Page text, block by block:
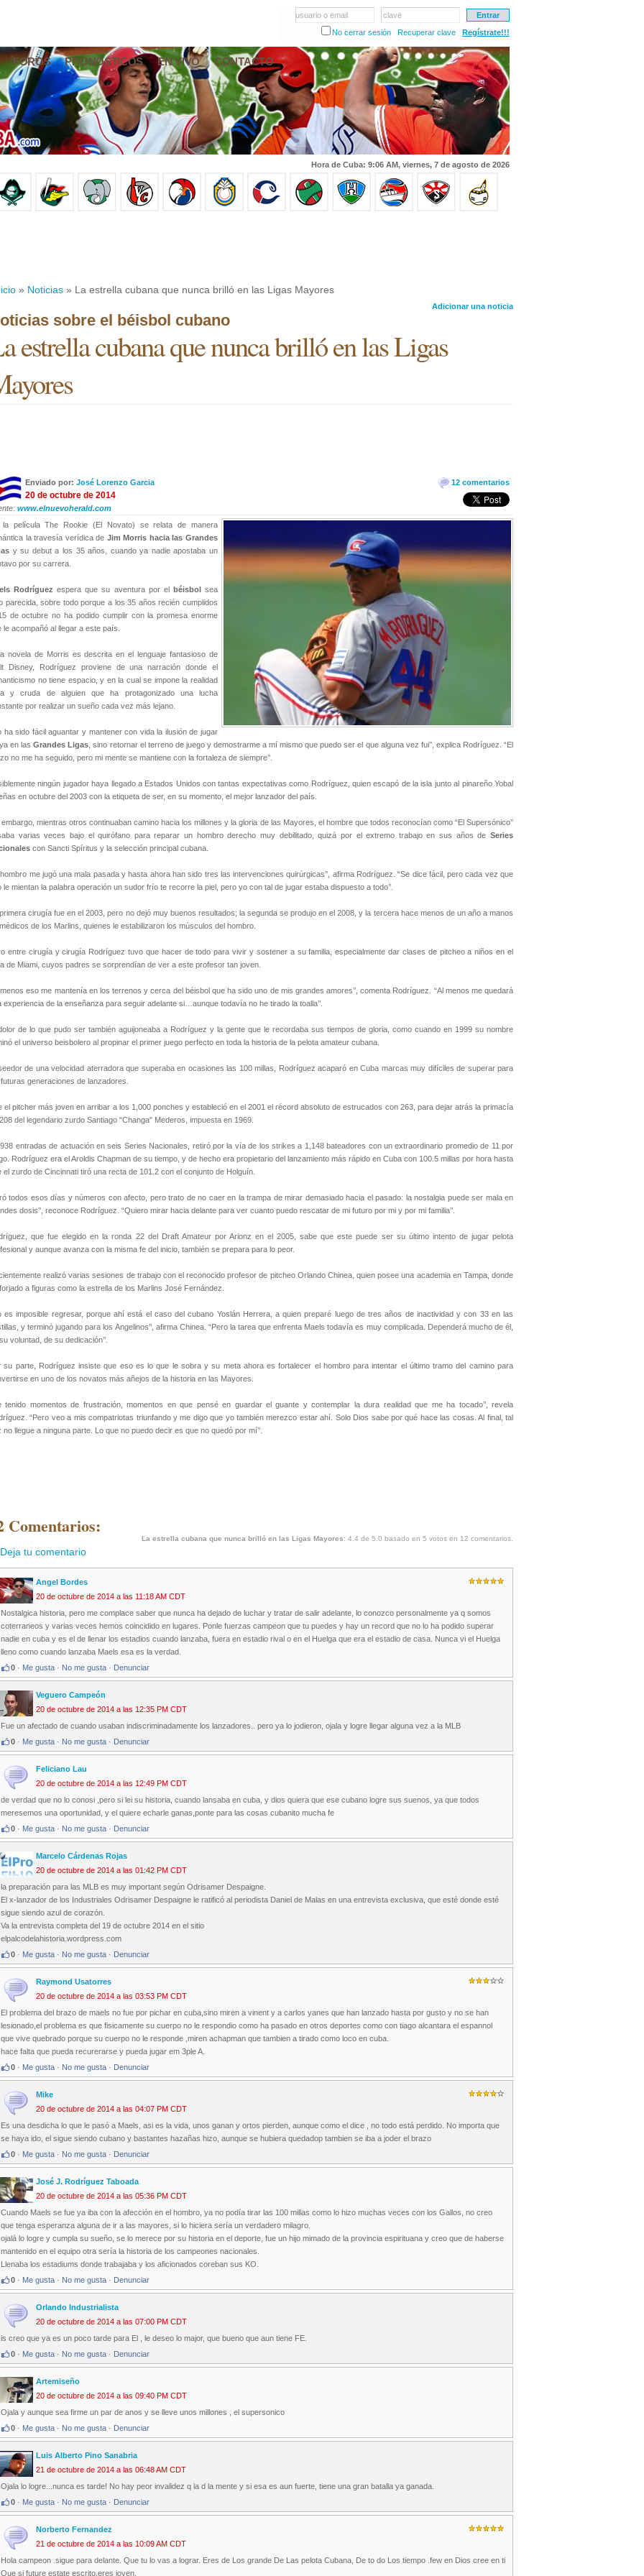
usuario o email
clave
No cerrar sesión
Recuperar clave Regístrate!!!
FOROS PRONÓSTICOS EN VIVO CONTACTO
Hora de Cuba: 9:06 AM, viernes, 7 de agosto de 2026
» Noticias » La estrella cubana que nunca brilló en las Ligas Mayores
Adicionar una noticia
sobre el béisbol cubano
estrella cubana que nunca brilló en las Ligas
12 comentarios
Enviado por: José Lorenzo Garcia
20 de octubre de 2014
www.elnuevoherald.com
la película The Rookie (El Novato) se relata de manera
la travesía verídica de Jim Morris hacia las Grandes
y su debut a los 35 años, cuando ya nadie apostaba un
por su carrera.
Rodríguez espera que su aventura por el béisbolsea
parecida, sobre todo porque a los 35 años recién cumplidos
de octubre no ha podido cumplir con la promesa enorme
le acompañó al llegar a este país.
novela de Morris es descrita en el lenguaje fantasioso de
Disney, Rodríguez proviene de una narración donde el
no tiene espacio, y en la cual se impone la realidad
y cruda de alguien que ha protagonizado una lucha
por realizar un sueño cada vez más lejano.
ha sido fácil aguantar y mantener con vida la ilusión de jugar
en lasGrandes Ligas , sino retornar el terreno de juego y demostrarme a mí mismo que puedo ser el que alguna vez fui’’, explica Rodríguez. “El
no me ha seguido, pero mi mente se mantiene con la fortaleza de siempre’’.
ningún jugador haya llegado a Estados Unidos con tantas expectativas como Rodríguez, quien escapó de la isla junto al pinareño Yobal
en octubre del 2003 con la etiqueta de ser, en su momento, el mejor lanzador del país.
embargo, mientras otros continuaban camino hacia los millones y la gloria de las Mayores, el hombre que todos reconocían como “El Supersónico’’
varias veces bajo el quirófano para reparar un hombro derecho muy debilitado, quizá por el extremo trabajo en sus años de Series
con Sancti Spíritus y la selección principal cubana.
hombro me jugó una mala pasada y hasta ahora han sido tres las intervenciones quirúrgicas’’, afirma Rodríguez. “Se dice fácil, pero cada vez que
le mientan la palabra operación un sudor frío te recorre la piel, pero yo con tal de jugar estaba dispuesto a todo’’.
cirugía fue en el 2003, pero no dejó muy buenos resultados; la segunda se produjo en el 2008, y la tercera hace menos de un año a manos
de los Marlins, quienes le estabilizaron los músculos del hombro.
entre cirugía y cirugía Rodríguez tuvo que hacer de todo para vivir y sostener a su familia, especialmente dar clases de pitcheo a niños en el
de Miami, cuyos padres se sorprendían de ver a este profesor tan joven.
menos eso me mantenía en los terrenos y cerca del béisbol que ha sido uno de mis grandes amores’’, comenta Rodríguez. “Al menos me quedará
experiencia de la enseñanza para seguir adelante si…aunque todavía no he tirado la toalla’’.
de lo que pudo ser también aguijoneaba a Rodríguez y la gente que le recordaba sus tiempos de gloria, como cuando en 1999 su nombre
el universo beisbolero al propinar el primer juego perfecto en toda la historia de la pelota amateur cubana.
de una velocidad aterradora que superaba en ocasiones las 100 millas, Rodríguez acaparó en Cuba marcas muy difíciles de superar para
generaciones de lanzadores.
el pitcher más joven en arribar a los 1,000 ponches y estableció en el 2001 el récord absoluto de estrucados con 263, para dejar atrás la primacía
del legendario zurdo Santiago "Changa" Mederos, impuesta en 1969.
entradas de actuación en seis Series Nacionales, retiró por la vía de los strikes a 1,148 bateadores con un extraordinario promedio de 11 por
Rodríguez era el Aroldis Chapman de su tiempo, y de hecho era propietario del lanzamiento más rápido en Cuba con 100.5 millas por hora hasta
el zurdo de Cincinnati tiró una recta de 101.2 con el conjunto de Holguín.
todos esos días y números con afecto, pero trato de no caer en la trampa de mirar demasiado hacia el pasado: la nostalgia puede ser mala en
dosis’’, reconoce Rodríguez. “Quiero mirar hacia delante para ver cuanto puedo rescatar de mi futuro por mi y por mi familia’’.
que fue elegido en la ronda 22 del Draft Amateur por Arionz en el 2005, sabe que este puede ser su último intento de jugar pelota
y aunque avanza con la misma fe del inicio, también se prepara para lo peor.
realizó varias sesiones de trabajo con el reconocido profesor de pitcheo Orlando Chinea, quien posee una academia en Tampa, donde
a figuras como la estrella de los Marlins José Fernández.
es imposible regresar, porque ahí está el caso del cubano Yoslán Herrera, a quien preparé luego de tres años de inactividad y con 33 en las
y terminó jugando para los Angelinos’’, afirma Chinea. “Pero la tarea que enfrenta Maels todavía es muy complicada. Dependerá mucho de él,
voluntad, de su dedicación’’.
su parte, Rodríguez insiste que eso es lo que le sobra y su meta ahora es fortalecer el hombro para intentar el último tramo del camino para
en uno de los novatos más añejos de la historia en las Mayores.
tenido momentos de frustración, momentos en que pensé en guardar el guante y contemplar la dura realidad que me ha tocado’’, revela
“Pero veo a mis compatriotas triunfando y me digo que yo también merezco estar ahí. Solo Dios sabe por qué hace las cosas. Al final, tal
no llegue a ninguna parte. Lo que no puedo decir es que no quedó por mí’’.
Comentarios:
La estrella cubana que nunca brilló en las Ligas Mayores: 4.4 de 5.0 basado en 5 votos en 12 comentarios.
Deja tu comentario
Angel Bordes
20 de octubre de 2014 a las 11:18 AM CDT
Nostalgica historia, pero me complace saber que nunca ha dejado de luchar y tratar de salir adelante, lo conozco personalmente ya q somos
coterraneos y varias veces hemos coincidido en lugares. Ponle fuerzas campeon que tu puedes y hay un record que no lo ha podido superar
nadie en cuba y es el de llenar los estadios cuando lanzaba, fuera en estadio rival o en el Huelga que era el estadio de casa. Nunca vi el Huelga
lleno como cuando lanzaba Maels esa es la verdad.
0 · Me gusta · No me gusta · Denunciar
Veguero Campeón
20 de octubre de 2014 a las 12:35 PM CDT
Fue un afectado de cuando usaban indiscriminadamente los lanzadores.. pero ya lo jodieron, ojala y logre llegar alguna vez a la MLB
0 · Me gusta · No me gusta · Denunciar
Feliciano Lau
20 de octubre de 2014 a las 12:49 PM CDT
de verdad que no lo conosi ,pero si lei su historia, cuando lansaba en cuba, y dios quiera que ese cubano logre sus suenos, ya que todos
meresemos una oportunidad, y el quiere echarle ganas,ponte para las cosas cubanito mucha fe
0 · Me gusta · No me gusta · Denunciar
Marcelo Cárdenas Rojas
20 de octubre de 2014 a las 01:42 PM CDT
la preparación para las MLB es muy important según Odrisamer Despaigne.
El x-lanzador de los Industriales Odrisamer Despaigne le ratificó al periodista Daniel de Malas en una entrevista exclusiva, que esté donde esté
sigue siendo azul de corazón.
Va la entrevista completa del 19 de octubre 2014 en el sitio
elpalcodelahistoria.wordpress.com
0 · Me gusta · No me gusta · Denunciar
Raymond Usatorres
20 de octubre de 2014 a las 03:53 PM CDT
El problema del brazo de maels no fue por pichar en cuba,sino miren a vinent y a carlos yanes que han lanzado hasta por gusto y no se han
lesionado,el problema es que fisicamente su cuerpo no le respondio como ha pasado en otros deportes como con tiago alcantara el espannol
que vive quebrado porque su cuerpo no le responde ,miren achapman que tambien a tirado como loco en cuba.
hace falta que pueda recurerarse y pueda jugar em 3ple A.
0 · Me gusta · No me gusta · Denunciar
Mike
20 de octubre de 2014 a las 04:07 PM CDT
Es una desdicha lo que le pasó a Maels, asi es la vida, unos ganan y ortos pierden, aunque como el dice , no todo está perdido. No importa que
se haya ido, el sigue siendo cubano y bastantes hazañas hizo, aunque se hubiera quedadop tambien se iba a joder el brazo
0 · Me gusta · No me gusta · Denunciar
José J. Rodríguez Taboada
20 de octubre de 2014 a las 05:36 PM CDT
Cuando Maels se fue ya iba con la afección en el hombro, ya no podía tirar las 100 millas como lo hizo muchas veces con los Gallos, no creo
que tenga esperanza alguna de ir a las mayores, si lo hiciera sería un verdadero milagro.
ojalá lo logre y cumpla su sueño, se lo merece por su historia en el deporte, fue un hijo mimado de la provincia espirituana y creo que de haberse
mantenido en el equipo otra sería la historia de los campeones nacionales.
Llenaba los estadiums donde trabajaba y los aficionados coreban sus KO.
0 · Me gusta · No me gusta · Denunciar
Orlando Industrialista
20 de octubre de 2014 a las 07:00 PM CDT
is creo que ya es un poco tarde para El , le deseo lo major, que bueno que aun tiene FE.
0 · Me gusta · No me gusta · Denunciar
Artemiseño
20 de octubre de 2014 a las 09:40 PM CDT
Ojala y aunque sea firme un par de anos y se lleve unos millones , el supersonico
0 · Me gusta · No me gusta · Denunciar
Luis Alberto Pino Sanabria
21 de octubre de 2014 a las 06:48 AM CDT
Ojala lo logre...nunca es tarde! No hay peor invalidez q la d la mente y si esa es aun fuerte, tiene una gran batalla ya ganada.
0 · Me gusta · No me gusta · Denunciar
Norberto Fernandez
21 de octubre de 2014 a las 10:09 AM CDT
Hola campeon .sigue para delante. Que tu lo vas a lograr. Eres de Los grande De Las pelota Cubana, De to do Los tiempo .few en Dios cree en ti
Que si future estate escrito.eres joven.